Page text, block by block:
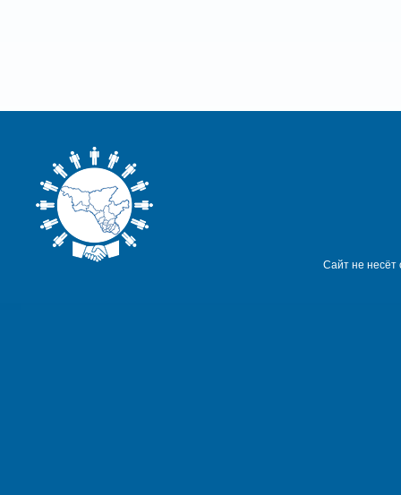
Сайт не несёт